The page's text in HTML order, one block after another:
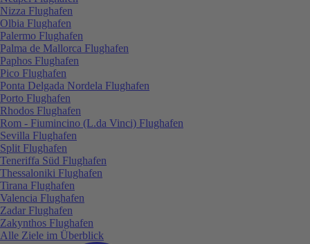
Nizza Flughafen
Olbia Flughafen
Palermo Flughafen
Palma de Mallorca Flughafen
Paphos Flughafen
Pico Flughafen
Ponta Delgada Nordela Flughafen
Porto Flughafen
Rhodos Flughafen
Rom - Fiumincino (L.da Vinci) Flughafen
Sevilla Flughafen
Split Flughafen
Teneriffa Süd Flughafen
Thessaloniki Flughafen
Tirana Flughafen
Valencia Flughafen
Zadar Flughafen
Zakynthos Flughafen
Alle Ziele im Überblick